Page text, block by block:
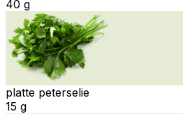
40 g
platte peterselie
15 g